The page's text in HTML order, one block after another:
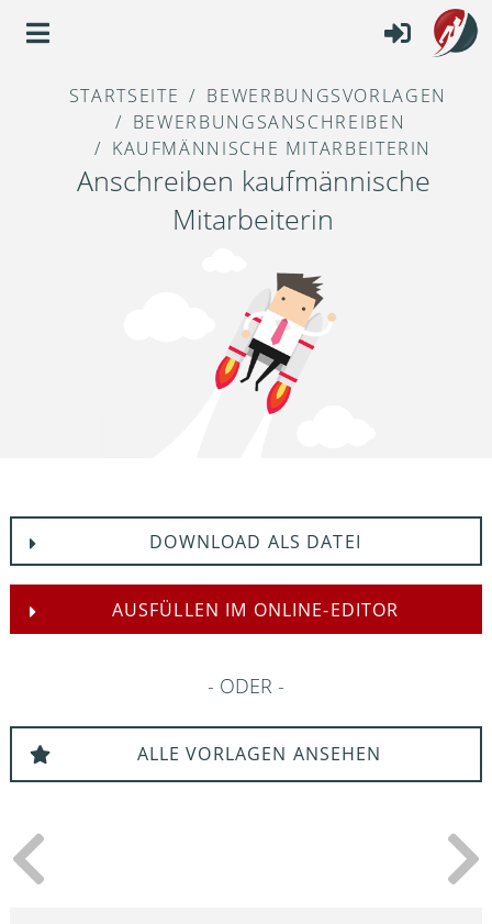
STARTSEITE
BEWERBUNGSVORLAGEN
BEWERBUNGSANSCHREIBEN
KAUFMÄNNISCHE MITARBEITERIN
Anschreiben kaufmännische
Mitarbeiterin
DOWNLOAD ALS DATEI
AUSFÜLLEN IM ONLINE-EDITOR
ODER
ALLE VORLAGEN ANSEHEN